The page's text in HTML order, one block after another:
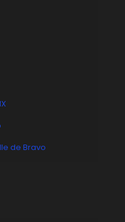
de Bravo